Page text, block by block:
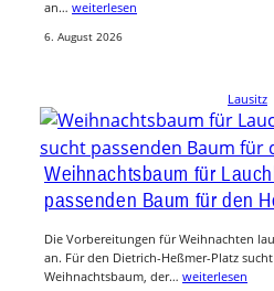
an… weiterlesen
6. August 2026
Lausitz
Weihnachtsbaum für
passenden Baum für den
Die Vorbereitungen für Weihnachten
an. Für den Dietrich-Heßmer-Platz
Weihnachtsbaum, der… weiterlesen